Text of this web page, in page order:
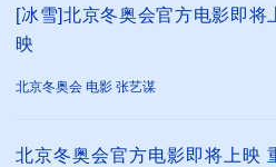
[冰雪]北京冬奥会官方电影即将
映
北京冬奥会 电影 张艺谋
北京冬奥会官方电影即将上映